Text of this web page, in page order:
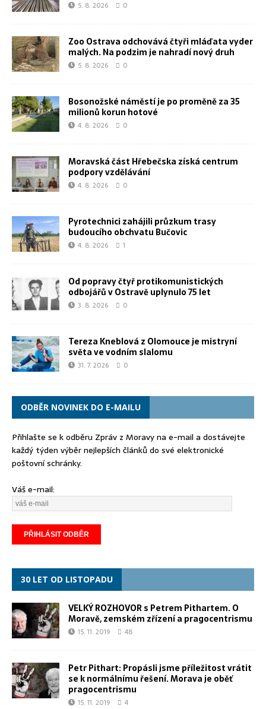
5. 8. 2026 0
Zoo Ostrava odchovává čtyři mláďata vyder
malých. Na podzim je nahradí nový druh
5. 8. 2026 0
Bosonožské náměstí je po proměně za 35
milionů korun hotové
4. 8. 2026 0
Moravská část Hřebečska získá centrum
podpory vzdělávání
4. 8. 2026 0
Pyrotechnici zahájili průzkum trasy
budoucího obchvatu Bučovic
4. 8. 2026 1
Od popravy čtyř protikomunistických
odbojářů v Ostravě uplynulo 75 let
3. 8. 2026 0
Tereza Kneblová z Olomouce je mistryní
světa ve vodním slalomu
31. 7. 2026 0
ODBĚR NOVINEK DO E-MAILU
Přihlašte se k odběru Zpráv z Moravy na e-mail a dostávejte
každý týden výběr nejlepších článků do své elektronické
poštovní schránky.
Váš e-mail:
30 LET OD LISTOPADU
VELKÝ ROZHOVOR s Petrem Pithartem. O
Moravě, zemském zřízení a pragocentrismu
15. 11. 2019 48
Petr Pithart: Propásli jsme příležitost vrátit
se k normálnímu řešení. Morava je oběť
pragocentrismu
15. 11. 2019 4